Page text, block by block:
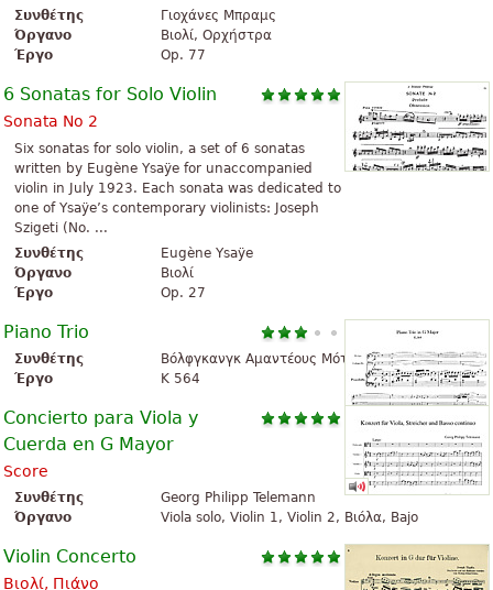
Συνθέτης
Γιοχάνες Μπραμς
Όργανο
Βιολί, Ορχήστρα
Έργο
Op. 77
6 Sonatas for Solo Violin
Sonata No 2
Six sonatas for solo violin, a set of 6 sonatas
written by Eugène Ysaÿe for unaccompanied
violin in July 1923. Each sonata was dedicated to
one of Ysaÿe’s contemporary violinists: Joseph
Szigeti (No. ...
Συνθέτης
Eugène Ysaÿe
Όργανο
Βιολί
Έργο
Op. 27
Piano Trio
Συνθέτης
Βόλφγκανγκ Αμαντέους Μότσαρτ
Έργο
K 564
Concierto para Viola y
Cuerda en G Mayor
Score
Συνθέτης
Georg Philipp Telemann
Όργανο
Viola solo, Violin 1, Violin 2, Βιόλα, Bajo
Violin Concerto
Βιολί, Πιάνο